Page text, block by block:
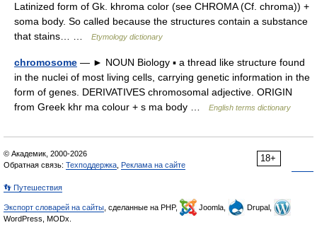
Latinized form of Gk. khroma color (see CHROMA (Cf. chroma)) +
soma body. So called because the structures contain a substance
that stains… …
Etymology dictionary
chromosome — ► NOUN Biology ▪ a thread like structure found
in the nuclei of most living cells, carrying genetic information in the
form of genes. DERIVATIVES chromosomal adjective. ORIGIN
from Greek khr ma colour + s ma body …
English terms dictionary
18+
© Академик, 2000-2026
Обратная связь: Техподдержка Реклама на сайте
👣 Путешествия
Экспорт словарей на сайты , сделанные на PHP, Joomla,
Drupal,
WordPress, MODx.